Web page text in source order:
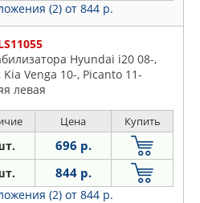
(2) от 844 р.
Hyundai i20 08-,
Kia Venga 10-, Picanto 11-
левая
Цена Купить
696 р.
844 р.
(2) от 844 р.